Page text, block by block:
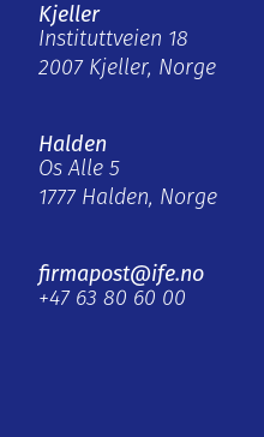
Kjeller
Instituttveien 18
2007 Kjeller, Norge
Halden
Os Alle 5
1777 Halden, Norge
firmapost@ife.no
+47 63 80 60 00